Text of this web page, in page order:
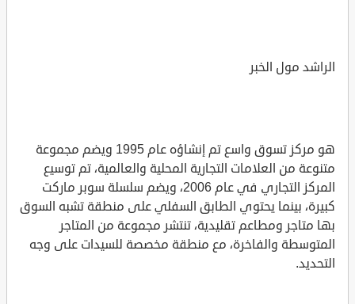
الراشد مول الخبر
هو مركز تسوق واسع تم إنشاؤه عام 1995 ويضم مجموعة
متنوعة من العلامات التجارية المحلية والعالمية، تم توسيع
المركز التجاري في عام 2006، ويضم سلسلة سوبر ماركت
كبيرة، بينما يحتوي الطابق السفلي على منطقة تشبه السوق
بها متاجر ومطاعم تقليدية، تنتشر مجموعة من المتاجر
المتوسطة والفاخرة، مع منطقة مخصصة للسيدات على وجه
التحديد.